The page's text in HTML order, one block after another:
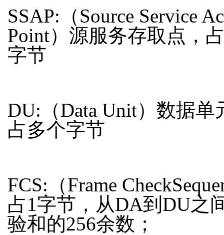
SSAP:（Source Service
Point）源服务存取点，
字节
DU:（Data Unit）数据单
占多个字节
FCS:（Frame
占1字节，从DA到DU之
验和的256余数；